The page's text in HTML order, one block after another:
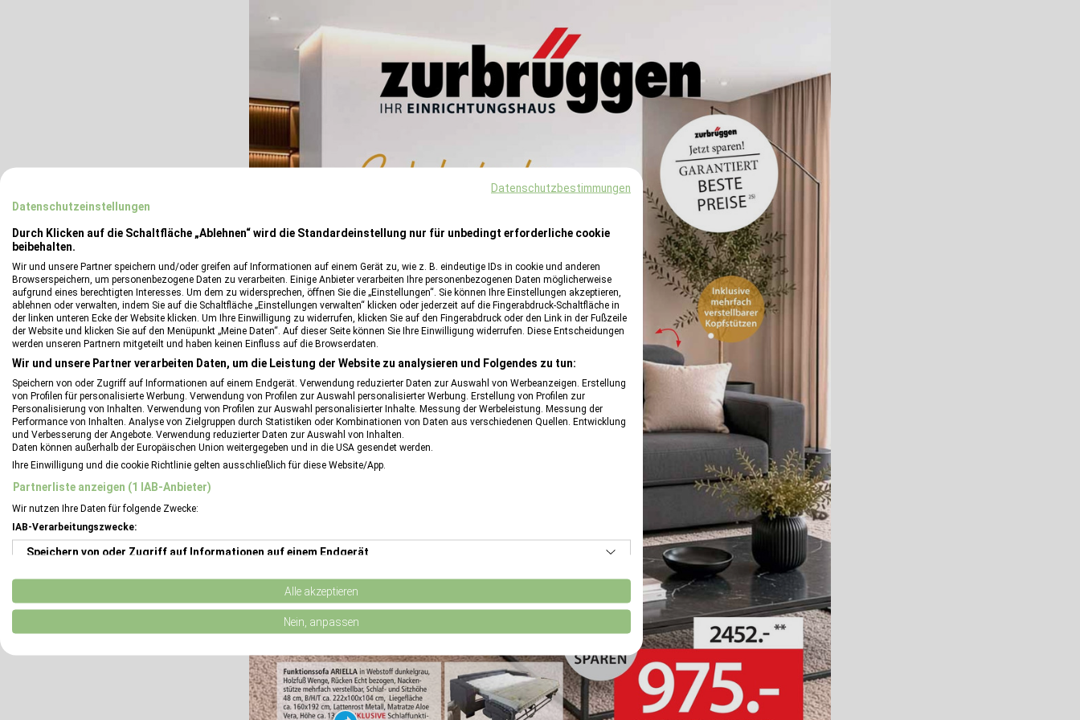
Datenschutzbestimmungen
Datenschutzeinstellungen
Durch Klicken auf die Schaltfläche „Ablehnen“ wird die Standardeinstellung nur für unbedingt erforderliche cookie
beibehalten.
Wir und unsere Partner speichern und/oder greifen auf Informationen auf einem Gerät zu, wie z. B. eindeutige IDs in cookie und anderen
Browserspeichern, um personenbezogene Daten zu verarbeiten. Einige Anbieter verarbeiten Ihre personenbezogenen Daten möglicherweise
aufgrund eines berechtigten Interesses. Um dem zu widersprechen, öffnen Sie die „Einstellungen“. Sie können Ihre Einstellungen akzeptieren,
ablehnen oder verwalten, indem Sie auf die Schaltfläche „Einstellungen verwalten“ klicken oder jederzeit auf die Fingerabdruck-Schaltfläche in
der linken unteren Ecke der Website klicken. Um Ihre Einwilligung zu widerrufen, klicken Sie auf den Fingerabdruck oder den Link in der Fußzeile
der Website und klicken Sie auf den Menüpunkt „Meine Daten“. Auf dieser Seite können Sie Ihre Einwilligung widerrufen. Diese Entscheidungen
werden unseren Partnern mitgeteilt und haben keinen Einfluss auf die Browserdaten.
Wir und unsere Partner verarbeiten Daten, um die Leistung der Website zu analysieren und Folgendes zu tun:
Speichern von oder Zugriff auf Informationen auf einem Endgerät. Verwendung reduzierter Daten zur Auswahl von Werbeanzeigen. Erstellung
von Profilen für personalisierte Werbung. Verwendung von Profilen zur Auswahl personalisierter Werbung. Erstellung von Profilen zur
Personalisierung von Inhalten. Verwendung von Profilen zur Auswahl personalisierter Inhalte. Messung der Werbeleistung. Messung der
Performance von Inhalten. Analyse von Zielgruppen durch Statistiken oder Kombinationen von Daten aus verschiedenen Quellen. Entwicklung
und Verbesserung der Angebote. Verwendung reduzierter Daten zur Auswahl von Inhalten.
Daten können außerhalb der Europäischen Union weitergegeben und in die USA gesendet werden.
Ihre Einwilligung und die cookie Richtlinie gelten ausschließlich für diese Website/App.
Partnerliste anzeigen (1 IAB-Anbieter)
Wir nutzen Ihre Daten für folgende Zwecke:
IAB-Verarbeitungszwecke:
Speichern von oder Zugriff auf Informationen auf einem Endgerät
Verwendung reduzierter Daten zur Auswahl von Werbeanzeigen
Erstellung von Profilen für personalisierte Werbung
Erstellung von Profilen zur Personalisierung von Inhalten
Verwendung von Profilen zur Auswahl personalisierter Inhalte
Alle akzeptieren
Nein, anpassen